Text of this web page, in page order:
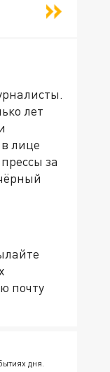
лет
лице
за
почту
дня.